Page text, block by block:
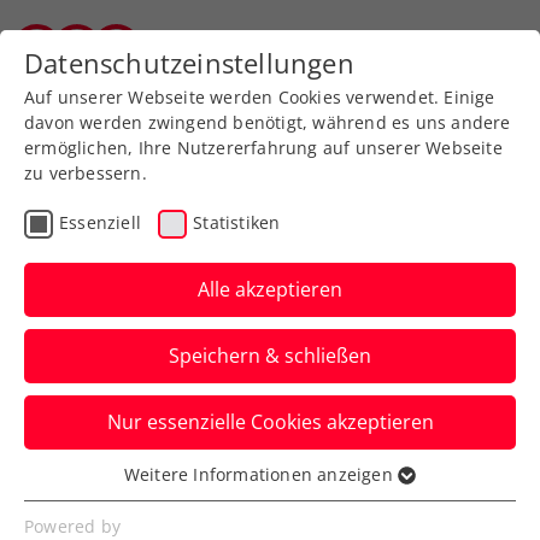
Zurück zur Newsübersicht
WTA
Upper Austria Ladies Linz
2026: Osterpremiere auf
Sand
Das WTA-500-Heimturnier findet nächstes
Jahr erst vom 5. bis 12. April und auf
einem neuen Belag statt.
Verfasst von: Presseaussendung / Redaktion, 25.08.2025
Datenschutzeinstellungen
Auf unserer Webseite werden Cookies verwendet. Einige
davon werden zwingend benötigt, während es uns andere
ermöglichen, Ihre Nutzererfahrung auf unserer Webseite
zu verbessern.
Essenziell Statistiken
Alle akzeptieren
Speichern & schließen
Nur essenzielle Cookies akzeptieren
Essenziell
Essenzielle Cookies werden für grundlegende
Weitere Informationen anzeigen
Powered by